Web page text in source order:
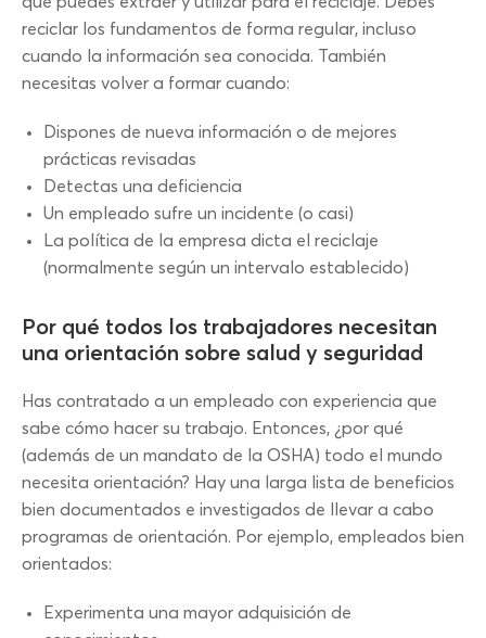
reciclar los fundamentos de forma regular, incluso
cuando la información sea conocida. También
necesitas volver a formar cuando:
Dispones de nueva información o de mejores
prácticas revisadas
Detectas una deficiencia
Un empleado sufre un incidente (o casi)
La política de la empresa dicta el reciclaje
(normalmente según un intervalo establecido)
Por qué todos los trabajadores necesitan
una orientación sobre salud y seguridad
Has contratado a un empleado con experiencia que
sabe cómo hacer su trabajo. Entonces, ¿por qué
(además de un mandato de la OSHA) todo el mundo
necesita orientación? Hay una larga lista de beneficios
bien documentados e investigados de llevar a cabo
programas de orientación. Por ejemplo, empleados bien
orientados:
Experimenta una mayor adquisición de